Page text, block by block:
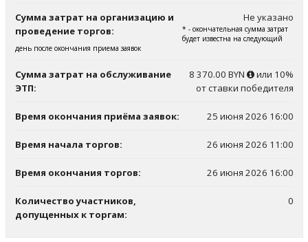
Сумма затрат на организацию и
проведение торгов:
Не указано
* - окончательная сумма затрат
будет известна на следующий
день после окончания приема заявок
Сумма затрат на обслуживание
ЭТП:
8 370.00 BYN
или 10%
от ставки победителя
Время окончания приёма заявок: 25 июня 2026 16:00
Время начала торгов: 26 июня 2026 11:00
Время окончания торгов: 26 июня 2026 16:00
Количество участников,
допущенных к торгам:
0